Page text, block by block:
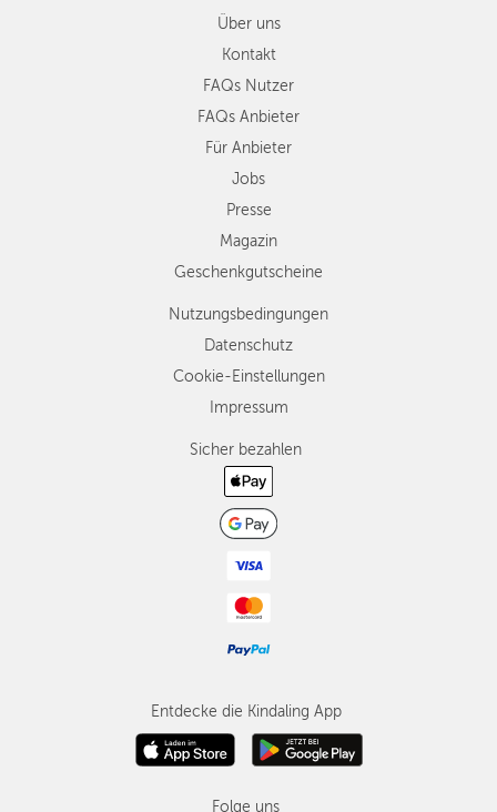
Über uns
Kontakt
FAQs Nutzer
FAQs Anbieter
Für Anbieter
Jobs
Presse
Magazin
Geschenkgutscheine
Nutzungsbedingungen
Datenschutz
Cookie-Einstellungen
Impressum
Sicher bezahlen
Entdecke die Kindaling App
Folge uns